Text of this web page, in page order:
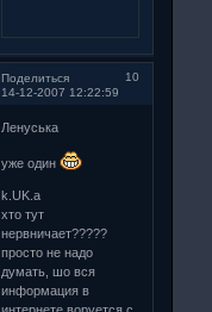
Поделиться
10
14-12-2007 12:22:59
Ленуська
уже один
k.UK.a
хто тут
нервничает?????
просто не надо
думать, шо вся
информация в